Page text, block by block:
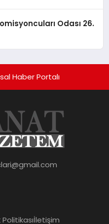
Odası 26.
Haber Portalı
Politikasıİletişim